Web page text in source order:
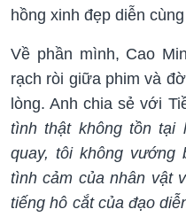
hồng xinh đẹp diễn
Về phần mình, Cao
rạch ròi giữa phim và
lòng. Anh chia sẻ với
tình thật không tồn tại
quay, tôi không vướng
tình cảm của nhân vật
tiếng hô cắt của đạo